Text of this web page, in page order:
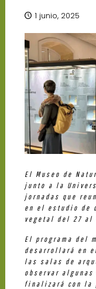
CUEVA DEL VIENTO
1 junio, 2025
El Museo de
junto a la
jornadas que
en el estudio de
vegetal del 27 al
El programa del
desarrollará en
las salas de
observar
finalizará con la